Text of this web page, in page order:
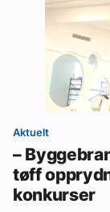
Aktuelt
–
tøff
konkurser